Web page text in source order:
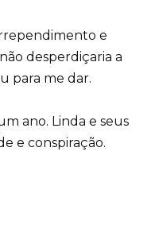
e
desperdiçaria a
para me dar.
ano. Linda e seus
e conspiração.